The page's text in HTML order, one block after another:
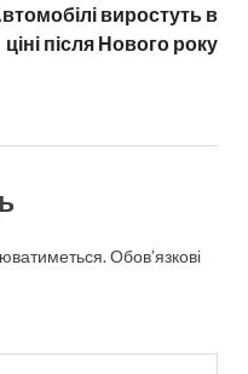
виростуть в
ціні після Нового року
Обов’язкові